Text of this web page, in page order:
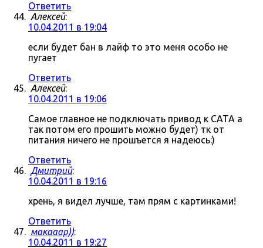
Ответить
Алексей:
10.04.2011 в 19:04
если будет бан в лайф то это меня особо не
пугает
Ответить
Алексей:
10.04.2011 в 19:06
Самое главное не подключать привод к САТА а
так потом его прошить можно будет) тк от
питания ничего не прошъется я надеюсь:)
Ответить
Дмитрий:
10.04.2011 в 19:16
хрень, я видел лучше, там прям с картинками!
Ответить
макааар)):
10.04.2011 в 19:27